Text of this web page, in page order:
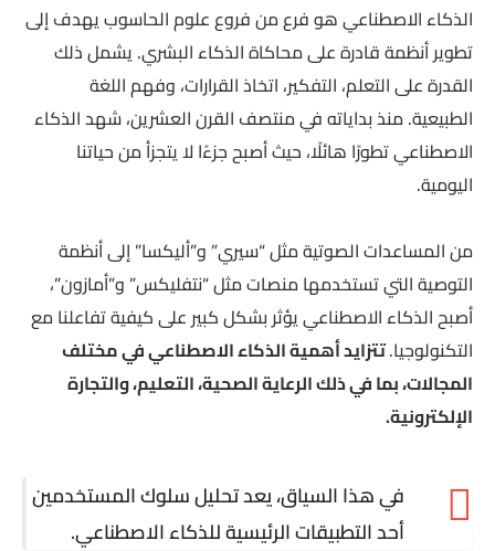
الذكاء الاصطناعي هو فرع من فروع علوم الحاسوب يهدف إلى
تطوير أنظمة قادرة على محاكاة الذكاء البشري. يشمل ذلك
القدرة على التعلم، التفكير، اتخاذ القرارات، وفهم اللغة
الطبيعية. منذ بداياته في منتصف القرن العشرين، شهد الذكاء
الاصطناعي تطورًا هائلًا، حيث أصبح جزءًا لا يتجزأ من حياتنا
اليومية.
من المساعدات الصوتية مثل “سيري” و”أليكسا” إلى أنظمة
التوصية التي تستخدمها منصات مثل “نتفليكس” و”أمازون”،
أصبح الذكاء الاصطناعي يؤثر بشكل كبير على كيفية تفاعلنا مع
التكنولوجيا.تتزايد أهمية الذكاء الاصطناعي في مختلف
المجالات، بما في ذلك الرعاية الصحية، التعليم، والتجارة
الإلكترونية.
في هذا السياق، يعد تحليل سلوك المستخدمين
أحد التطبيقات الرئيسية للذكاء الاصطناعي.